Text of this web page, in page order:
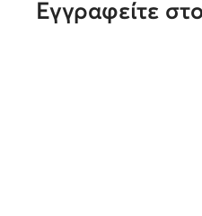
Εγγραφείτε